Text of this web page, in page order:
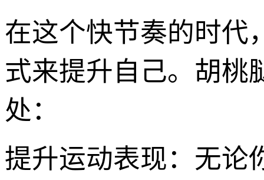
在这个快节奏的时代
式来提升自己。胡桃
处：
提升运动表现：无论